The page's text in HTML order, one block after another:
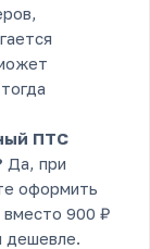
ПТС
Да, при
оформить
900 ₽
дешевле.